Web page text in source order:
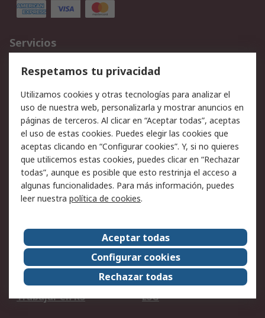
Servicios
Cómo realizar pedidos
Devoluciones
Facturación y pago
Ofertas
Soporte técnico
Legal
Aviso legal
Política de privacidad -
Actualizada
Política sobre cookies
Seguridad de emails
Certificaciones de
Condiciones de venta
Acerca de RS
Acerca de RS
RS Group
RS en el mundo
Sala de prensa
Trabajar en RS
ESG
Respetamos tu privacidad
Utilizamos cookies y otras tecnologías para analizar el
uso de nuestra web, personalizarla y mostrar anuncios en
páginas de terceros. Al clicar en “Aceptar todas”, aceptas
el uso de estas cookies. Puedes elegir las cookies que
aceptas clicando en “Configurar cookies”. Y, si no quieres
que utilicemos estas cookies, puedes clicar en “Rechazar
todas”, aunque es posible que esto restrinja el acceso a
algunas funcionalidades. Para más información, puedes
leer nuestra política de cookies.
Aceptar todas
Configurar cookies
Rechazar todas